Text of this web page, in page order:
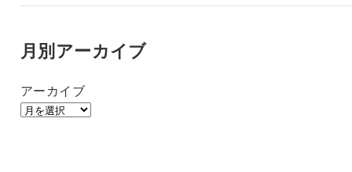
月別アーカイブ
アーカイブ